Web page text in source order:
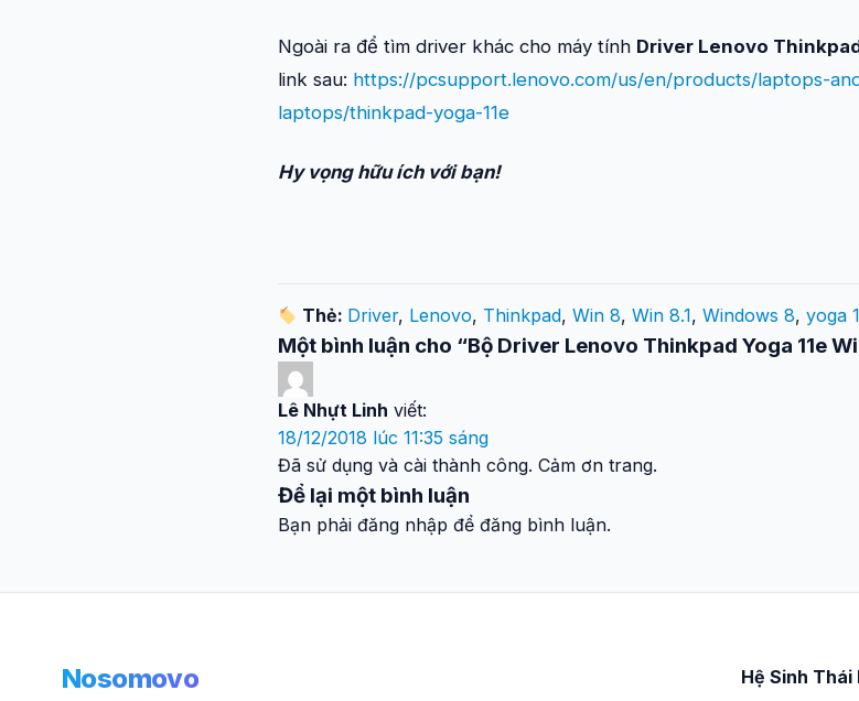
Ngoài ra để tìm driver khác cho máy tính Driver Lenovo Thinkpad
link sau: https://pcsupport.lenovo.com/us/en/products/laptops-
laptops/thinkpad-yoga-11e
Hy vọng hữu ích với bạn!
Thẻ: Driver, Lenovo, Thinkpad,Win 8,Win 8.1,Windows 8,yoga
Một bình luận cho “Bộ Driver Lenovo Thinkpad Yoga 11e
Lê Nhựt Linh viết:
18/12/2018 lúc 11:35 sáng
Đã sử dụng và cài thành công. Cảm ơn trang.
Để lại một bình luận
Bạn phải đăng nhập để đăng bình luận.
Nosomovo Hệ Sinh